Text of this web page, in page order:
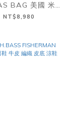
BAG 美國 米白
童 帆布 側背包
NT$8,980